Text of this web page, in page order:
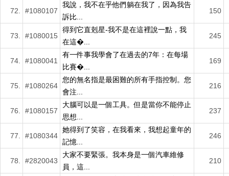
72. #1080107
我說，我不在乎他們躺在我了，因為我告
訴比...
150
73. #1080015
得到它直剋星-我不是在這裡說一點，我
在這�...
245
74. #1080041
有一件事我學會了在過去的7年：在每場
比賽�...
169
75. #1080264
您的無名指是最困難的所有手指控制。您
會注...
216
76. #1080157
大腦可以是一個工具。但是當你不能停止
思想...
237
77. #1080344
她得到了笑容，在我看來，我想起童年的
記憶...
246
78. #2820043
大家不要緊張。我本身是一個汽車維修
員，這...
210